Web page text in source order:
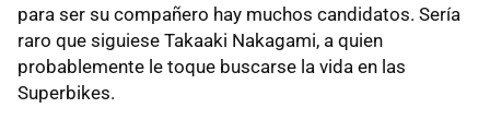
para ser su compañero hay muchos candidatos. Sería
raro que siguiese Takaaki Nakagami, a quien
probablemente le toque buscarse la vida en las
Superbikes.